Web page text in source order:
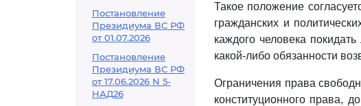
Постановление
Президиума ВС РФ
от 01.07.2026
Постановление
Президиума ВС РФ
от 17.06.2026 N 5-
НАД26
Такое положение
гражданских и
каждого человека
какой-либо обязанности
Ограничения права
конституционного права,